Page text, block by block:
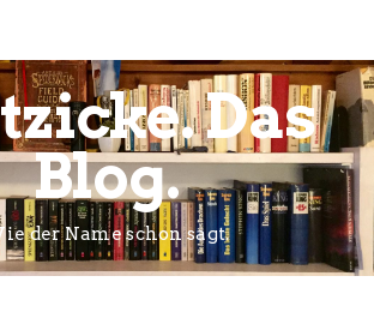
Das
Blog.
der Name schon sagt.